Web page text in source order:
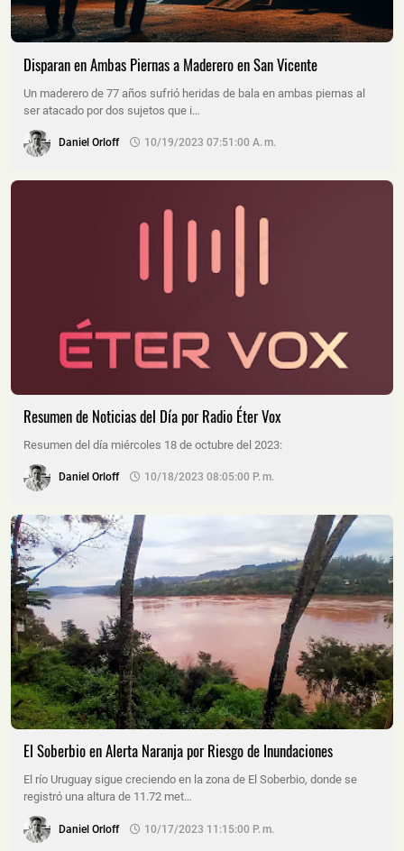
Disparan en Ambas Piernas a Maderero en San Vicente
Un maderero de 77 años sufrió heridas de bala en ambas piernas al
ser atacado por dos sujetos que i…
Daniel Orloff 10/19/2023 07:51:00 A. M.
Resumen de Noticias del Día por Radio Éter Vox
Resumen del día miércoles 18 de octubre del 2023:
Daniel Orloff 10/18/2023 08:05:00 P. M.
El Soberbio en Alerta Naranja por Riesgo de Inundaciones
El río Uruguay sigue creciendo en la zona de El Soberbio, donde se
registró una altura de 11.72 met…
Daniel Orloff 10/17/2023 11:15:00 P. M.